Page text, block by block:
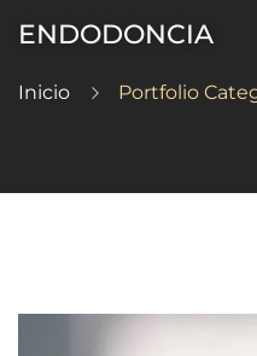
ENDODONCIA
Inicio Portfolio